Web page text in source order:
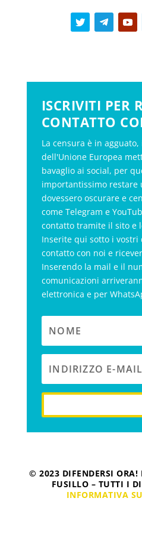
ISCRIVITI PER
CONTATTO
La censura è in
dell'Unione Europea
bavaglio ai social, per
importantissimo restare
dovessero oscurare e
come Telegram e
contatto tramite il sito e
Inserite qui sotto i
contatto con noi e
Inserendo la mail e il
comunicazioni
elettronica e per
© 2023 DIFENDERSI ORA!
FUSILLO – TUTTI I
INFORMATIVA